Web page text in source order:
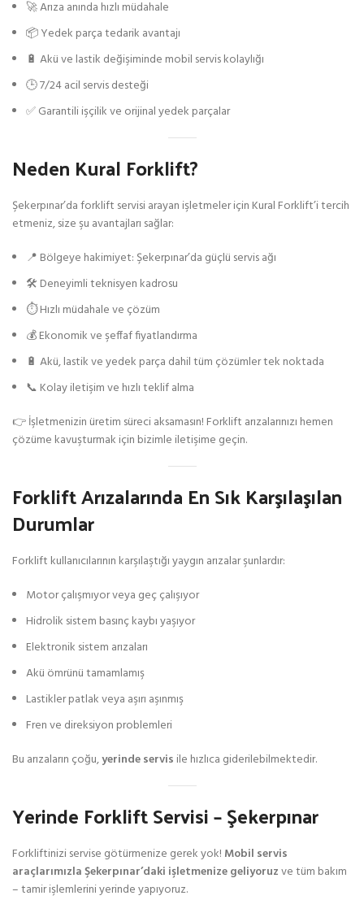
🚀 Arıza anında hızlı müdahale
📦 Yedek parça tedarik avantajı
🔋 Akü ve lastik değişiminde mobil servis kolaylığı
🕒 7/24 acil servis desteği
✅ Garantili işçilik ve orijinal yedek parçalar
Neden Kural Forklift?
Şekerpınar’da forklift servisi arayan işletmeler için Kural Forklift’i tercih
etmeniz, size şu avantajları sağlar:
📍 Bölgeye hakimiyet: Şekerpınar’da güçlü servis ağı
🛠️ Deneyimli teknisyen kadrosu
⏱️ Hızlı müdahale ve çözüm
💰 Ekonomik ve şeffaf fiyatlandırma
🔋 Akü, lastik ve yedek parça dahil tüm çözümler tek noktada
📞 Kolay iletişim ve hızlı teklif alma
👉 İşletmenizin üretim süreci aksamasın! Forklift arızalarınızı hemen
çözüme kavuşturmak için bizimle iletişime geçin.
Forklift Arızalarında En Sık Karşılaşılan
Durumlar
Forklift kullanıcılarının karşılaştığı yaygın arızalar şunlardır:
Motor çalışmıyor veya geç çalışıyor
Hidrolik sistem basınç kaybı yaşıyor
Elektronik sistem arızaları
Akü ömrünü tamamlamış
Lastikler patlak veya aşırı aşınmış
Fren ve direksiyon problemleri
Bu arızaların çoğu,yerinde servis ile hızlıca giderilebilmektedir.
Yerinde Forklift Servisi – Şekerpınar
Forkliftinizi servise götürmenize gerek yok! Mobil servis
araçlarımızla Şekerpınar’daki işletmenize geliyoruzve tüm bakım
– tamir işlemlerini yerinde yapıyoruz.